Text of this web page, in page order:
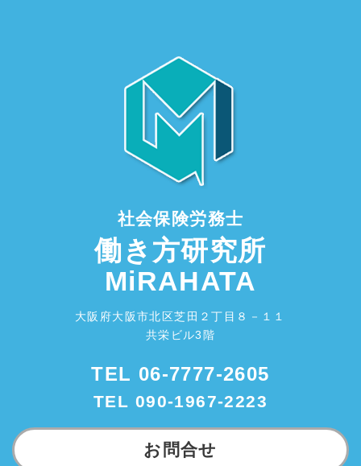
社会保険労務士
働き方研究所
MiRAHATA
大阪府大阪市北区芝田２丁目８－１１
共栄ビル3階
TEL 06-7777-2605
TEL 090-1967-2223
お問合せ